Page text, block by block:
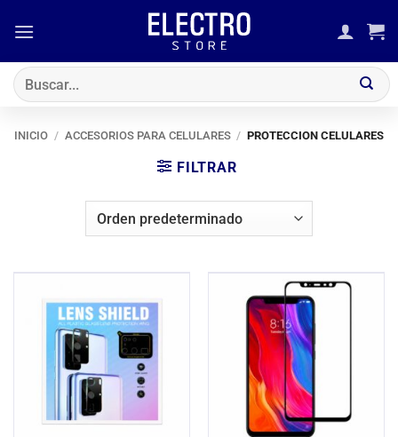
Buscar
por:
INICIO / ACCESORIOS PARA CELULARES / PROTECCION CELULARES
FILTRAR